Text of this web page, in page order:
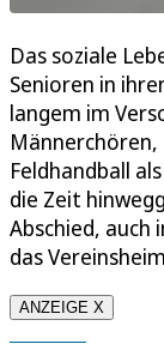
Das soziale
Senioren in
langem im
Feldhandball
die Zeit
Abschied, auch
das
ANZEIGE X